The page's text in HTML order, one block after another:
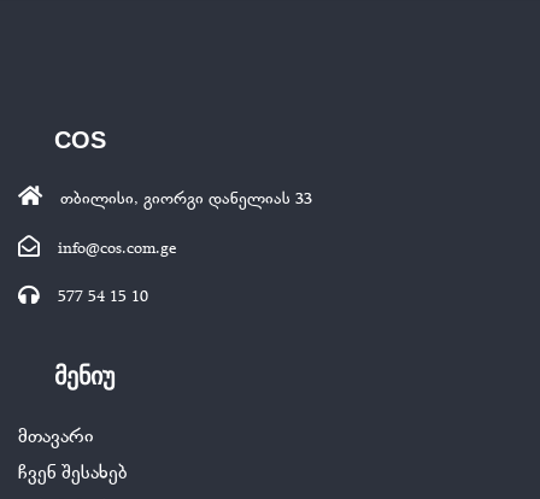
COS
თბილისი, გიორგი დანელიას 33
info@cos.com.ge
577 54 15 10
მენიუ
მთავარი
ჩვენ შესახებ